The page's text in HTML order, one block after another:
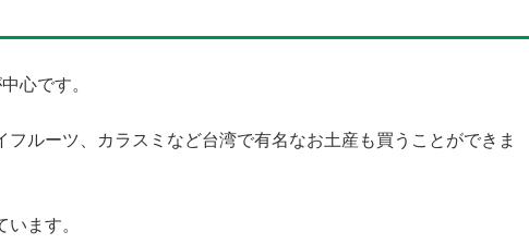
心です。
ルーツ、カラスミなど台湾で有名なお土産も買うことができま
ます。